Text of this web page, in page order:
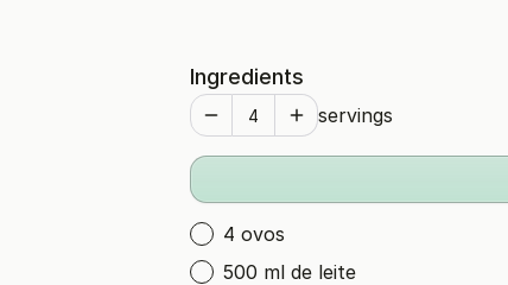
Ingredients
servings
4 ovos
500 ml de leite